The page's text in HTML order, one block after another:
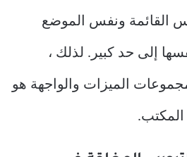
القائمة ونفس الموضع
إلى حد كبير. لذلك ،
مجموعات الميزات والواجهة هو